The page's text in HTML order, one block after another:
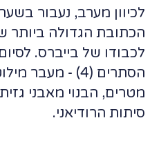
הכתובת הגדולה ביותר
לכבודו של בייברס.
מטרים, הבנוי מאבני
סיתות הרודיאני.